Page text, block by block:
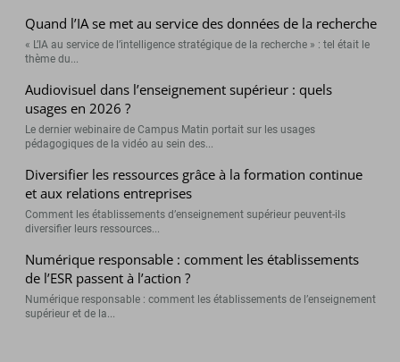
Quand l’IA se met au service des données de la recherche
« L’IA au service de l’intelligence stratégique de la recherche » : tel était le
thème du...
Audiovisuel dans l’enseignement supérieur : quels
usages en 2026 ?
Le dernier webinaire de Campus Matin portait sur les usages
pédagogiques de la vidéo au sein des...
Diversifier les ressources grâce à la formation continue
et aux relations entreprises
Comment les établissements d’enseignement supérieur peuvent-ils
diversifier leurs ressources...
Numérique responsable : comment les établissements
de l’ESR passent à l’action ?
Numérique responsable : comment les établissements de l’enseignement
supérieur et de la...